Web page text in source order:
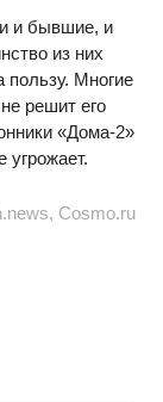
и бывшие, и
из них
пользу. Многие
решит его
«Дома-2»
угрожает.
Cosmo.ru